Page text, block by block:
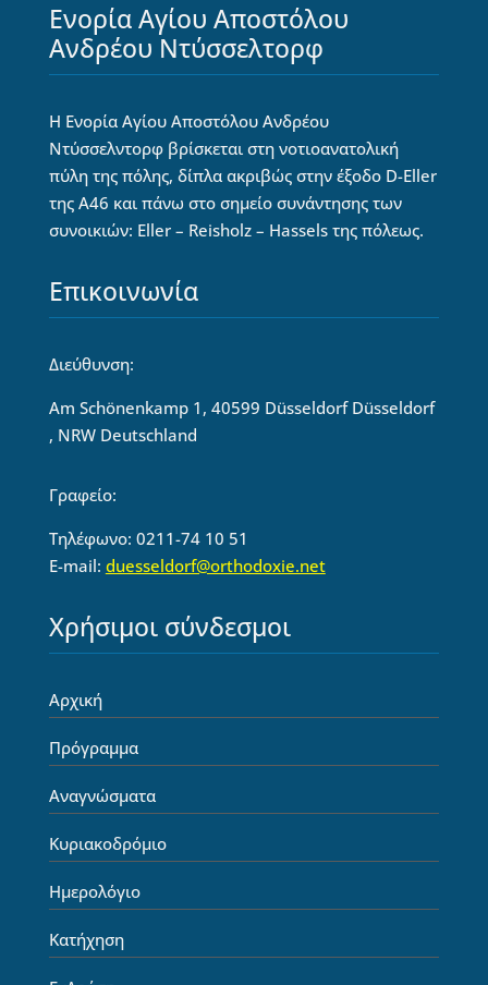
Ενορία Αγίου Αποστόλου
Ανδρέου Ντύσσελτορφ
Η Ενορία Αγίου Αποστόλου Ανδρέου
Ντύσσελντορφ βρίσκεται στη νοτιοανατολική
πύλη της πόλης, δίπλα ακριβώς στην έξοδο D-Eller
της Α46 και πάνω στο σημείο συνάντησης των
συνοικιών: Eller – Reisholz – Hassels της πόλεως.
Επικοινωνία
Διεύθυνση:
Am Schönenkamp 1, 40599 Düsseldorf Düsseldorf
, NRW Deutschland
Γραφείο:
Τηλέφωνο: 0211-74 10 51
E-mail: duesseldorf@orthodoxie.net
Χρήσιμοι σύνδεσμοι
Αρχική
Πρόγραμμα
Αναγνώσματα
Κυριακοδρόμιο
Ημερολόγιο
Κατήχηση